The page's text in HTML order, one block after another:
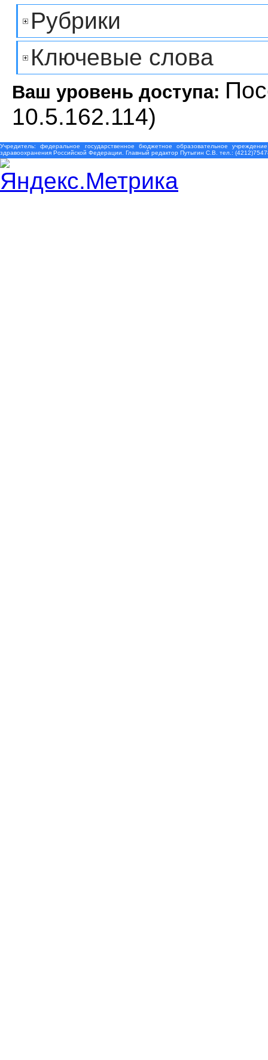
Рубрики
Ключевые слова
Ваш уровень доступа:
10.5.162.114)
Учредитель: федеральное государственное бюджетное образовательное
здравоохранения Российской Федерации. Главный редактор Путыгин С.В. тел.: